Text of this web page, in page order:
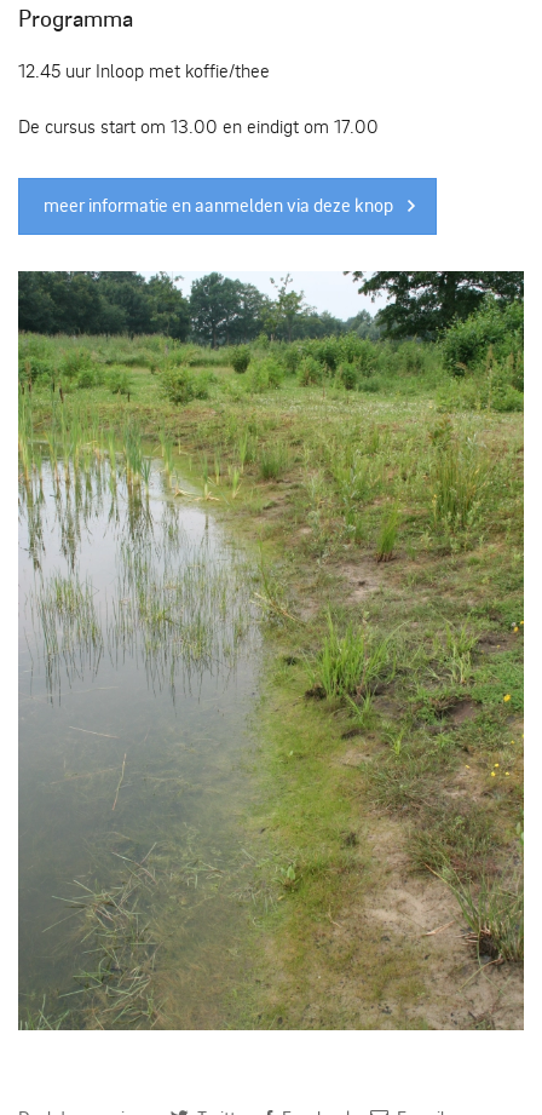
Programma
12.45 uur Inloop met koffie/thee
De cursus start om 13.00 en eindigt om 17.00
meer informatie en aanmelden via deze knop